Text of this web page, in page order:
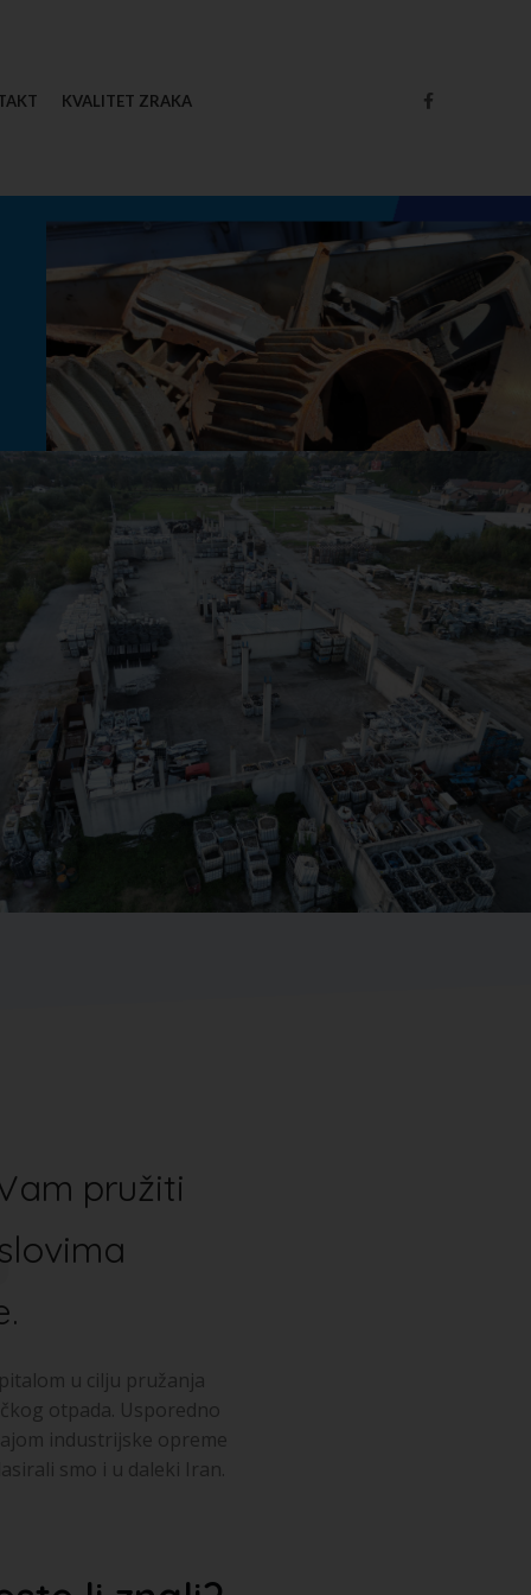
KVALITET ZRAKA
pružiti
u cilju pružanja
otpada. Usporedno
industrijske opreme
smo i u daleki Iran.